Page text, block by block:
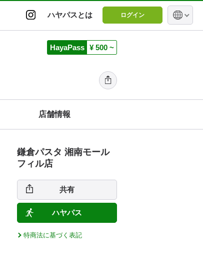
ハヤパスとは ログイン
HayaPass ¥ 500 ~
店舗情報
鎌倉パスタ 湘南モール
フィル店
共有
ハヤパス
特商法に基づく表記